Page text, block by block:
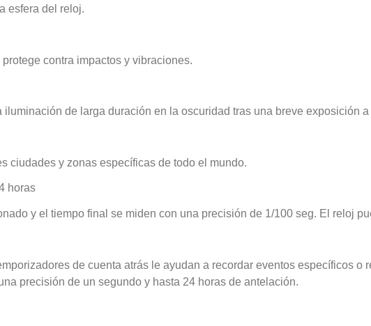
esfera del reloj.
contra impactos y vibraciones.
de larga duración en la oscuridad tras una breve exposición a
ciudades y zonas específicas de todo el mundo.
horas
y el tiempo final se miden con una precisión de 1/100 seg. El reloj
de cuenta atrás le ayudan a recordar eventos específicos o
precisión de un segundo y hasta 24 horas de antelación.